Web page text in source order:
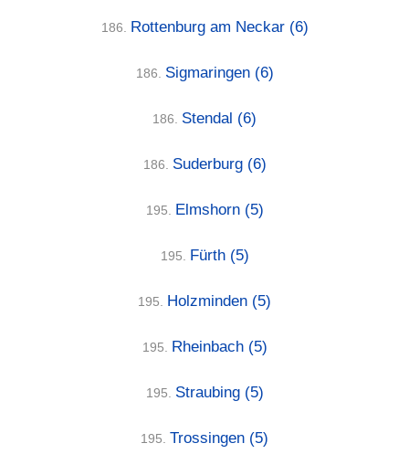
186. Rottenburg am Neckar (6)
186. Sigmaringen (6)
186. Stendal (6)
186. Suderburg (6)
195. Elmshorn (5)
195. Fürth (5)
195. Holzminden (5)
195. Rheinbach (5)
195. Straubing (5)
195. Trossingen (5)